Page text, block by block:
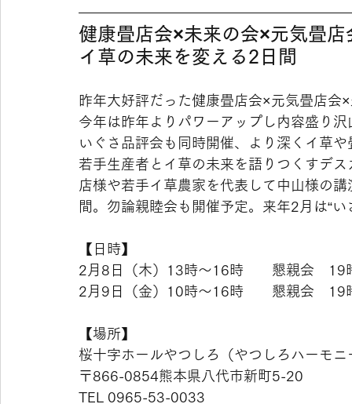
健康畳店会×未来の会×元気畳
イ草の未来を変える2日間
昨年大好評だった健康畳店会×元気畳店会
今年は昨年よりパワーアップし内容盛り
いぐさ品評会も同時開催、より深くイ草
若手生産者とイ草の未来を語りつくすデ
店様や若手イ草農家を代表して中山様の
間。勿論親睦会も開催予定。来年2月は“い
【日時】
2月8日（木）13時～16時　　懇親会　19
2月9日（金）10時～16時　　懇親会　19
【場所】
桜十字ホールやつしろ（やつしろハーモニ
〒866-0854熊本県八代市新町5-20
TEL 0965-53-0033